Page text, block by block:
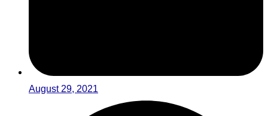
August 29, 2021